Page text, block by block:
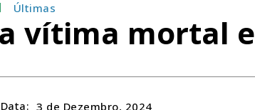
Últimas
vítima mortal
Data: 3 de Dezembro, 2024